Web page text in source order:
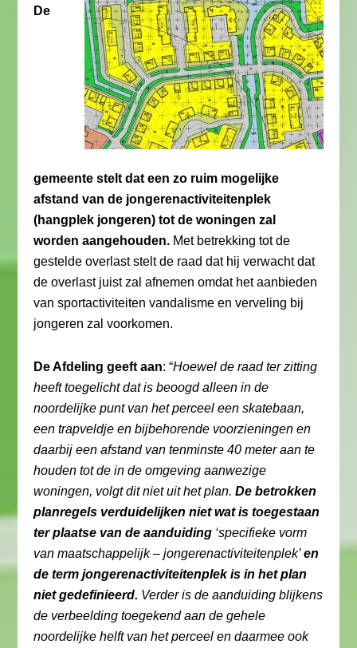
De
gemeente stelt dat een zo ruim mogelijke
afstand van de jongerenactiviteitenplek
(hangplek jongeren) tot de woningen zal
worden aangehouden. Met betrekking tot de
gestelde overlast stelt de raad dat hij verwacht dat
de overlast juist zal afnemen omdat het aanbieden
van sportactiviteiten vandalisme en verveling bij
jongeren zal voorkomen.
De Afdeling geeft aan: “Hoewel de raad ter zitting
heeft toegelicht dat is beoogd alleen in de
noordelijke punt van het perceel een skatebaan,
een trapveldje en bijbehorende voorzieningen en
daarbij een afstand van tenminste 40 meter aan te
houden tot de in de omgeving aanwezige
woningen, volgt dit niet uit het plan.De betrokken
planregels verduidelijken niet wat is toegestaan
ter plaatse van de aanduiding ‘specifieke vorm
van maatschappelijk – jongerenactiviteitenplek’en
de term jongerenactiviteitenplek is in het plan
niet gedefinieerd. Verder is de aanduiding blijkens
de verbeelding toegekend aan de gehele
noordelijke helft van het perceel en daarmee ook